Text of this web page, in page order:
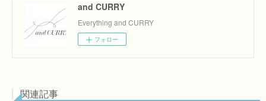
and CURRY
Everything and CURRY
フォロー
関連記事